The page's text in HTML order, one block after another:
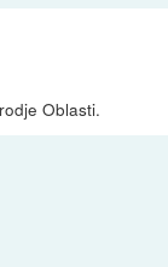
Oblasti.